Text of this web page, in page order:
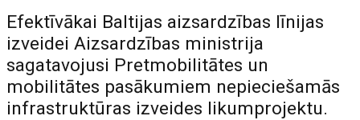
Efektīvākai Baltijas aizsardzības līnijas
izveidei Aizsardzības ministrija
sagatavojusi Pretmobilitātes un
mobilitātes pasākumiem nepieciešamās
infrastruktūras izveides likumprojektu.